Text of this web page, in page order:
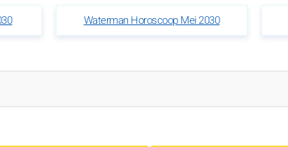
Waterman Horoscoop Mei 2030